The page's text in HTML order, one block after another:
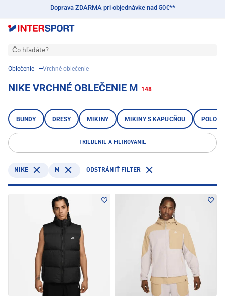
Doprava ZDARMA pri objednávke nad 50€**
Čo hľadáte?
Oblečenie Vrchné oblečenie
NIKE VRCHNÉ OBLEČENIE M 148
BUNDY DRESY MIKINY MIKINY S KAPUCŇOU
TRIEDENIE A FILTROVANIE
NIKE M ODSTRÁNIŤ FILTER